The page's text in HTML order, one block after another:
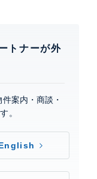
トナーが外
案内・商談・
。